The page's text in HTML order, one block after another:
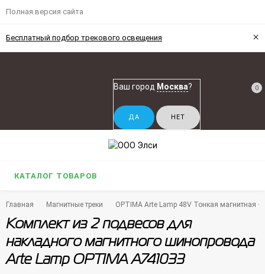
Полная версия сайта
Бесплатный подбор трекового освещения ×
Ваш город Москва? 0
КАТАЛОГ ТОВАРОВ
Главная Магнитные треки OPTIMA Arte Lamp 48V Тонкая магнитная
Комплект из 2 подвесов для
накладного магнитного шинопровода
Arte Lamp OPTIMA A741033